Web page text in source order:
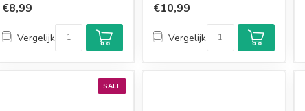
€8,99
Vergelijk
€10,99
Vergelijk
SALE